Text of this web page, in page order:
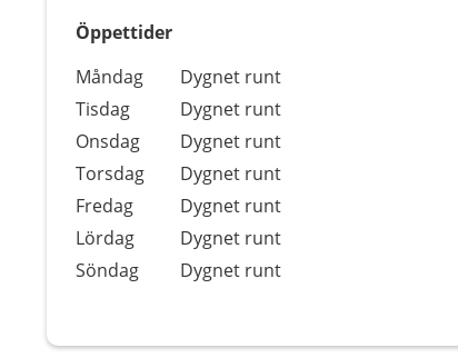
Öppettider
Dag
Öppettider
Kommentarer
Måndag
Dygnet runt
Tisdag
Dygnet runt
Onsdag
Dygnet runt
Torsdag
Dygnet runt
Fredag
Dygnet runt
Lördag
Dygnet runt
Söndag
Dygnet runt